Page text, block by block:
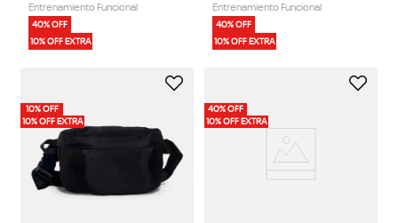
Entrenamiento Funcional
40% OFF
10% OFF EXTRA
Entrenamiento Funcional
40% OFF
10% OFF EXTRA
10% OFF
10% OFF EXTRA
40% OFF
10% OFF EXTRA